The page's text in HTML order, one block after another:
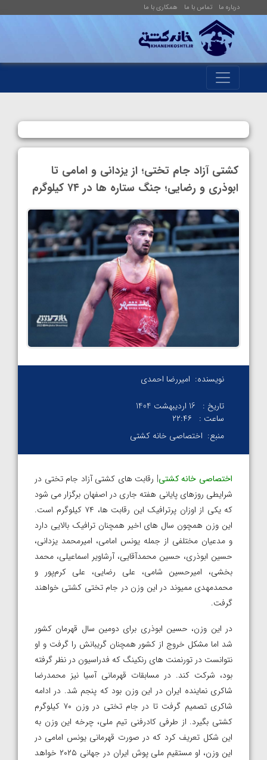
درباره ما تماس با ما همکاری با ما
کشتی آزاد جام تختی؛ از یزدانی و امامی تا
ابوذری و رضایی؛ جنگ ستاره ها در ۷۴ کیلوگرم
نویسنده: امیررضا احمدی
تاریخ :
16 اردیبهشت 1404
ساعت :
۲۲:۴۶
منبع: اختصاصی خانه کشتی
اختصاصی خانه کشتی| رقابت های کشتی آزاد جام تختی در
شرایطی روزهای پایانی هفته جاری در اصفهان برگزار می شود
که یکی از اوزان پرترافیک این رقابت ها، ۷۴ کیلوگرم است.
این وزن همچون سال های اخیر همچنان ترافیک بالایی دارد
و مدعیان مختلفی از جمله یونس امامی، امیرمحمد یزدانی،
حسین ابوذری، حسین محمدآقایی، آرشاویر اسماعیلی، محمد
بخشی، امیرحسین شامی، علی رضایی، علی کرم‌پور و
محمدمهدی ممیوند در این وزن در جام تختی کشتی خواهند
گرفت.
در این وزن، حسین ابوذری برای دومین سال قهرمان کشور
شد اما مشکل خروج از کشور همچنان گریبانش را گرفت و او
نتوانست در تورنمنت های رنکینگ که فدراسیون در نظر گرفته
بود، شرکت کند. در مسابقات قهرمانی آسیا نیز محمدرضا
شاکری نماینده ایران در این وزن بود که پنجم شد. در ادامه
شاکری تصمیم گرفت تا در جام تختی در وزن ۷۰ کیلوگرم
کشتی بگیرد. از طرفی کادرفنی تیم ملی، چرخه این وزن به
این شکل تعریف کرد که در صورت قهرمانی یونس امامی در
این وزن، او مستقیم ملی پوش ایران در جهانی ۲۰۲۵ خواهد